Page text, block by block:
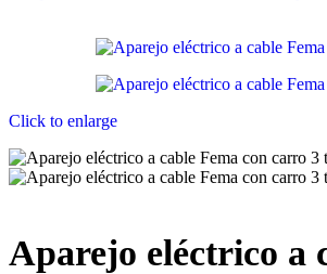
Click to enlarge
Aparejo eléctrico a